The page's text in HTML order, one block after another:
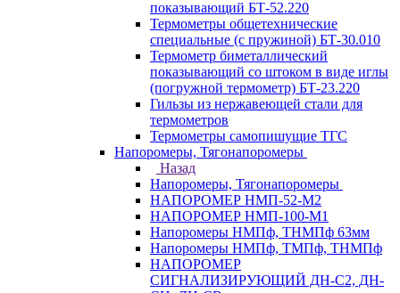
показывающий БТ-52.220
Термометры общетехнические
специальные (с пружиной) БТ-30.010
Термометр биметаллический
показывающий со штоком в виде иглы
(погружной термометр) БТ-23.220
Гильзы из нержавеющей стали для
термометров
Термометры самопишущие ТГС
Напоромеры, Тягонапоромеры
Назад
Напоромеры, Тягонапоромеры
НАПОРОМЕР НМП-52-М2
НАПОРОМЕР НМП-100-М1
Напоромеры НМПф, ТНМПф 63мм
Напоромеры НМПф, ТМПф, ТНМПф
НАПОРОМЕР
СИГНАЛИЗИРУЮЩИЙ ДН-С2, ДН-